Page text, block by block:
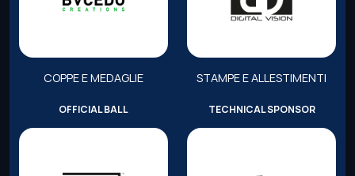
COPPE E MEDAGLIE STAMPE E ALLESTIMENTI
OFFICIAL BALL TECHNICAL SPONSOR